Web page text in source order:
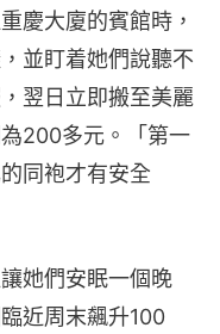
慶大廈的賓館時，
並盯着她們說聽不
翌日立即搬至美麗
200多元。「第一
同袍才有安全
她們安眠一個晚
近周末飆升100